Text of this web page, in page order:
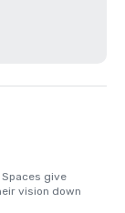
Tripadvisor
2019
Meetings
give
vision down